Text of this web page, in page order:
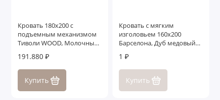
Кровать 180x200 с
подъемным механизмом
Тиволи WOOD, Молочный/
191.880 ₽
Купить
Кровать с мягким
изголовьем 160x200
Барселона, Дуб медовый/
1 ₽
Купить